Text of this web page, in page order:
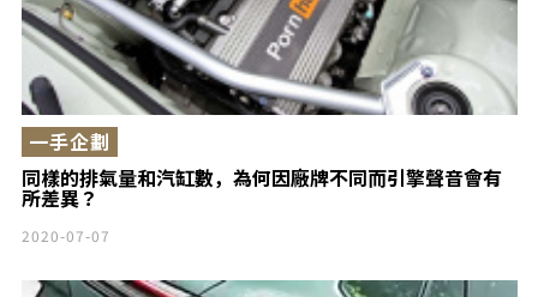
同樣的排氣量和汽缸數，為何因廠牌不同而引擎聲音會有
所差異？
一手企劃
2020-07-07